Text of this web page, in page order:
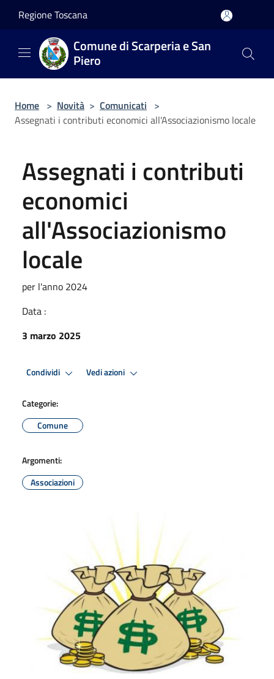
Regione Toscana
Comune di Scarperia e San
Piero
Home > Novità > Comunicati >
Assegnati i contributi economici all'Associazionismo locale
Assegnati i contributi
economici
all'Associazionismo
locale
per l'anno 2024
Data :
3 marzo 2025
Condividi Vedi azioni
Categorie:
Comune
Argomenti:
Associazioni